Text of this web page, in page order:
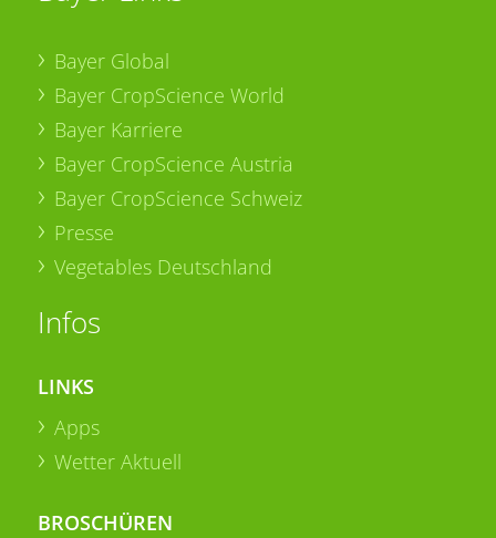
Bayer Global
Bayer CropScience World
Bayer Karriere
Bayer CropScience Austria
Bayer CropScience Schweiz
Presse
Vegetables Deutschland
Infos
LINKS
Apps
Wetter Aktuell
BROSCHÜREN